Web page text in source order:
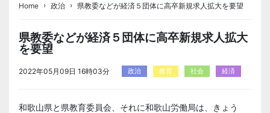
Home › 政治 › 県教委などが経済５団体に高卒新規求人拡大を要望
県教委などが経済５団体に高卒新規求人拡大
を要望
2022年05月09日 16時03分 政治 教育 社会 経済
和歌山県と県教育委員会、それに和歌山労働局は、きょう